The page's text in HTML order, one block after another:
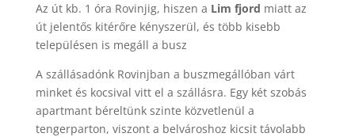
Az út kb. 1 óra Rovinjig, hiszen a Lim fjord miatt az
út jelentős kitérőre kényszerül, és több kisebb
településen is megáll a busz
A szállásadónk Rovinjban a buszmegállóban várt
minket és kocsival vitt el a szállásra. Egy két szobás
apartmant béreltünk szinte közvetlenül a
tengerparton, viszont a belvároshoz kicsit távolabb